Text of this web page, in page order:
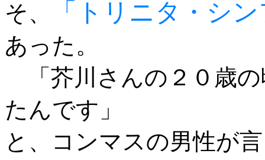
そ、 「トリニタ・シ
あった。
「芥川さんの２０歳
たんです」
と、コンマスの男性が